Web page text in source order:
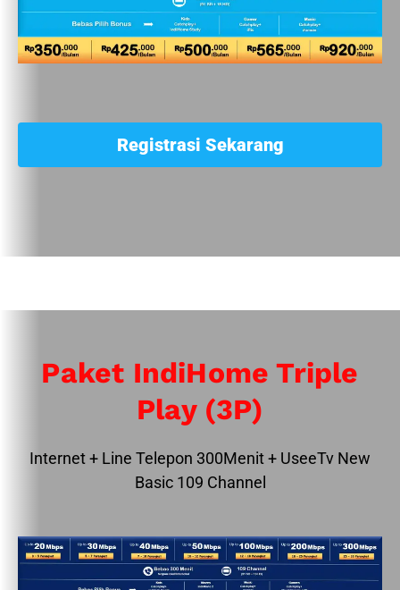
Registrasi Sekarang
Paket IndiHome Triple
Play (3P)
Internet + Line Telepon 300Menit + UseeTv New
Basic 109 Channel